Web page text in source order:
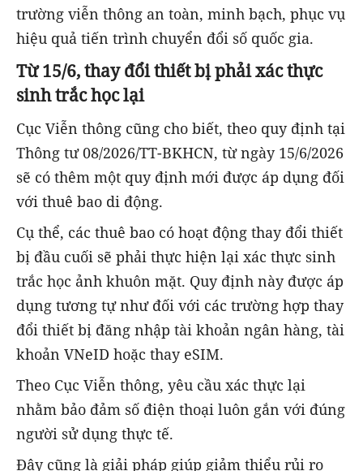
trường viễn thông an toàn, minh bạch, phục vụ
hiệu quả tiến trình chuyển đổi số quốc gia.
Từ 15/6, thay đổi thiết bị phải xác thực
sinh trắc học lại
Cục Viễn thông cũng cho biết, theo quy định tại
Thông tư 08/2026/TT-BKHCN, từ ngày 15/6/2026
sẽ có thêm một quy định mới được áp dụng đối
với thuê bao di động.
Cụ thể, các thuê bao có hoạt động thay đổi thiết
bị đầu cuối sẽ phải thực hiện lại xác thực sinh
trắc học ảnh khuôn mặt. Quy định này được áp
dụng tương tự như đối với các trường hợp thay
đổi thiết bị đăng nhập tài khoản ngân hàng, tài
khoản VNeID hoặc thay eSIM.
Theo Cục Viễn thông, yêu cầu xác thực lại
nhằm bảo đảm số điện thoại luôn gắn với đúng
người sử dụng thực tế.
Đây cũng là giải pháp giúp giảm thiểu rủi ro